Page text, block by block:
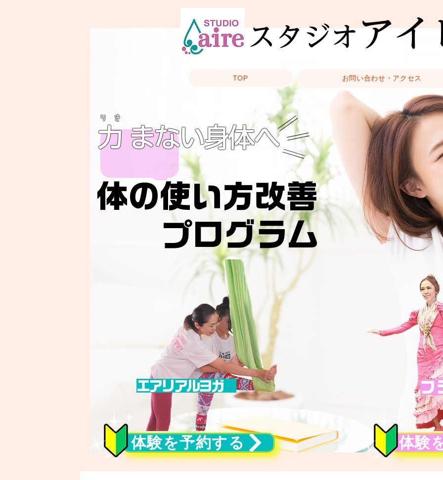
TOP お問い合わせ・アクセス
スタジオアイ
体の使い方改善
プログラム
力 まない身体へ
り き
エアリアルヨガ
体験を予約する
フ
体験